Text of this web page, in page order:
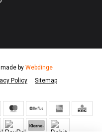
Policy Sitemap
byWebdinge